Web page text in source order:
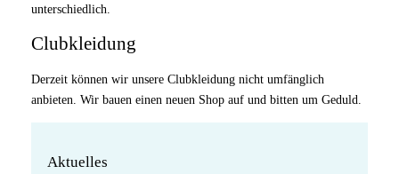
unterschiedlich.
Clubkleidung
Derzeit können wir unsere Clubkleidung nicht umfänglich
anbieten. Wir bauen einen neuen Shop auf und bitten um Geduld.
Aktuelles